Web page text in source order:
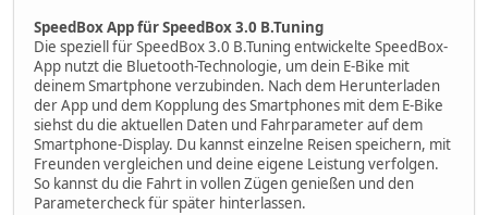
SpeedBox App für SpeedBox 3.0 B.Tuning
Die speziell für SpeedBox 3.0 B.Tuning entwickelte SpeedBox-
App nutzt die Bluetooth-Technologie, um dein E-Bike mit
deinem Smartphone verzubinden. Nach dem Herunterladen
der App und dem Kopplung des Smartphones mit dem E-Bike
siehst du die aktuellen Daten und Fahrparameter auf dem
Smartphone-Display. Du kannst einzelne Reisen speichern, mit
Freunden vergleichen und deine eigene Leistung verfolgen.
So kannst du die Fahrt in vollen Zügen genießen und den
Parametercheck für später hinterlassen.